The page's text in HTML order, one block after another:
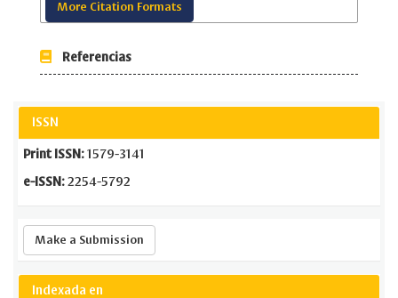
More Citation Formats
Referencias
ISSN
Print ISSN: 1579-3141
e-ISSN: 2254-5792
Make a Submission
Indexada en